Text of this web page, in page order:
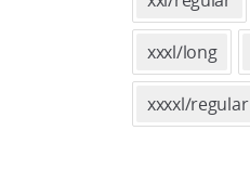
xxxl/long
xxxxl/regular